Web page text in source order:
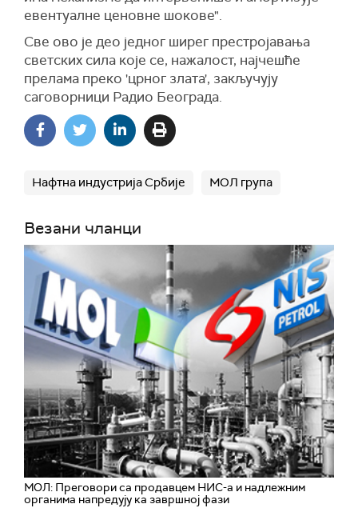
евентуалне ценовне шокове".
Све ово је део једног ширег престројавања
светских сила које се, нажалост, најчешће
прелама преко 'црног злата', закључују
саговорници Радио Београда.
Нафтна индустрија Србије МОЛ група
Везани чланци
МОЛ: Преговори са продавцем НИС-а и надлежним
органима напредују ка завршној фази